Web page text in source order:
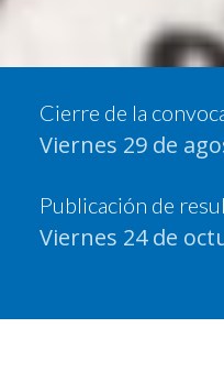
Cierre de la
Viernes 29 de
Publicación de
Viernes 24 de